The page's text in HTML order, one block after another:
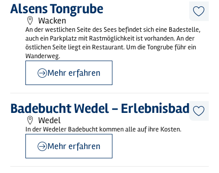
Alsens Tongrube
Wacken
An der westlichen Seite des Sees befindet sich eine Badestelle,
auch ein Parkplatz mit Rastmöglichkeit ist vorhanden. An der
östlichen Seite liegt ein Restaurant. Um die Tongrube führ ein
Wanderweg.
Mehr
erfahren
Mehr erfahren
Badebucht Wedel - Erlebnisbad
Wedel
In der Wedeler Badebucht kommen alle auf ihre Kosten.
Mehr
erfahren
Mehr erfahren